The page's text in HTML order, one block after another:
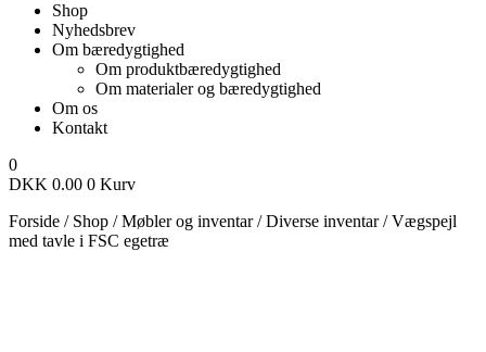
Shop
Nyhedsbrev
Om bæredygtighed
Om produktbæredygtighed
Om materialer og bæredygtighed
Om os
Kontakt
0
DKK 0.00 0 Kurv
Forside / Shop /Møbler og inventar/Diverse inventar/Vægspejl
med tavle i FSC egetræ